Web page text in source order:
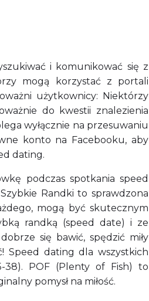
i komunikować się z
mogą korzystać z portali
użytkownicy: Niektórzy
do kwestii znalezienia
wyłącznie na przesuwaniu
konto na Facebooku, aby
dating.
podczas spotkania speed
Randki to sprawdzona
mogą być skutecznym
randką (speed date) i ze
się bawić, spędzić miły
Speed dating dla wszystkich
38). POF (Plenty of Fish) to
pomysł na miłość.